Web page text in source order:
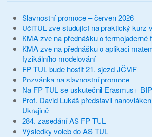
Slavnostní promoce – červen 2026
UčiTUL zve studující na praktický kurz
KMA zve na přednášku o termojaderné
KMA zve na přednášku o aplikaci
fyzikálního modelování
FP TUL bude hostit 21. sjezd JČMF
Pozvánka na slavnostní promoce
Na FP TUL se uskutečnil Erasmus+
Prof. David Lukáš představil
Ukrajině
284. zasedání AS FP TUL
Výsledky voleb do AS TUL